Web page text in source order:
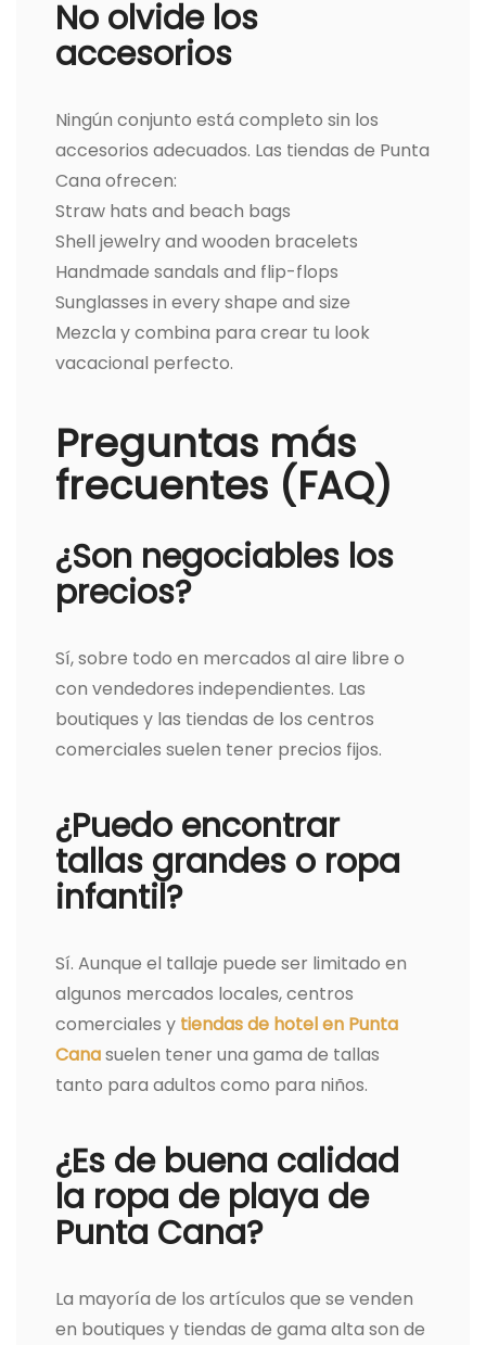
No olvide los
accesorios
Ningún conjunto está completo sin los
accesorios adecuados. Las tiendas de Punta
Cana ofrecen:
Straw hats and beach bags
Shell jewelry and wooden bracelets
Handmade sandals and flip-flops
Sunglasses in every shape and size
Mezcla y combina para crear tu look
vacacional perfecto.
Preguntas más
frecuentes (FAQ)
¿Son negociables los
precios?
Sí, sobre todo en mercados al aire libre o
con vendedores independientes. Las
boutiques y las tiendas de los centros
comerciales suelen tener precios fijos.
¿Puedo encontrar
tallas grandes o ropa
infantil?
Sí. Aunque el tallaje puede ser limitado en
algunos mercados locales, centros
comerciales y tiendas de hotel en Punta
Canasuelen tener una gama de tallas
tanto para adultos como para niños.
¿Es de buena calidad
la ropa de playa de
Punta Cana?
La mayoría de los artículos que se venden
en boutiques y tiendas de gama alta son de